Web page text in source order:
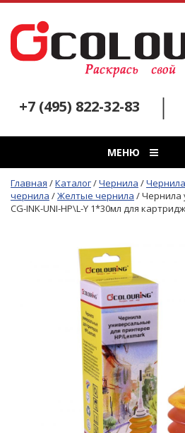
+7 (495) 822-32-83
МЕНЮ
Главная /Каталог/Чернила /
чернила /Желтые чернила /Чернила
CG-INK-UNI-HP\L-Y 1*30мл для